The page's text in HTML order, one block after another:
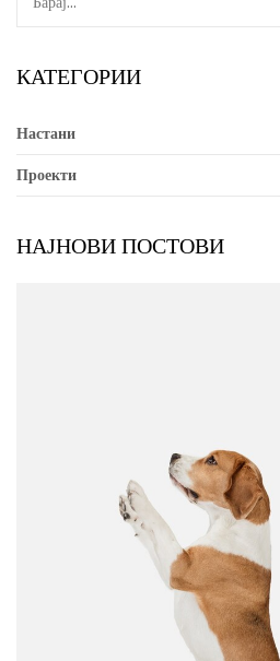
КАТЕГОРИИ
Настани
Проекти
НАЈНОВИ ПОСТОВИ